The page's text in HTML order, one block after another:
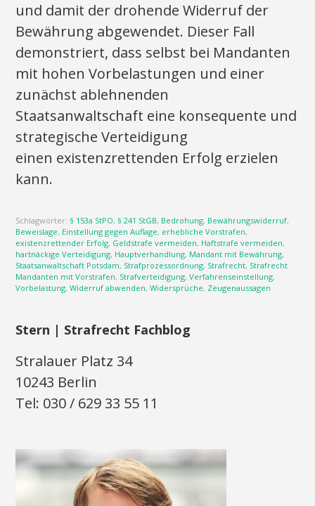
und damit der drohende Widerruf der
Bewährung abgewendet. Dieser Fall
demonstriert, dass selbst bei Mandanten
mit hohen Vorbelastungen und einer
zunächst ablehnenden
Staatsanwaltschaft eine konsequente und
strategische Verteidigung
einen existenzrettenden Erfolg erzielen
kann.
Schlagwörter: § 153a StPO, § 241 StGB, Bedrohung, Bewährungswiderruf,
Beweislage, Einstellung gegen Auflage, erhebliche Vorstrafen,
existenzrettender Erfolg, Geldstrafe vermeiden, Haftstrafe vermeiden,
hartnäckige Verteidigung, Hauptverhandlung, Mandant mit Bewährung,
Staatsanwaltschaft Potsdam, Strafprozessordnung, Strafrecht, Strafrecht
Mandanten mit Vorstrafen, Strafverteidigung,Verfahrenseinstellung,
Vorbelastung,Widerruf abwenden,Widersprüche, Zeugenaussagen
Stern | Strafrecht Fachblog
Stralauer Platz 34
10243 Berlin
Tel: 030 / 629 33 55 11